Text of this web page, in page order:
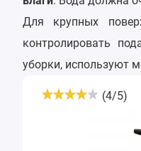
Для крупных
контролировать
уборки, используют
(4/5)